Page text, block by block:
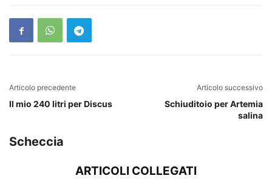
Articolo precedente
Il mio 240 litri per Discus
Articolo successivo
Schiuditoio per Artemia
salina
Scheccia
ARTICOLI COLLEGATI